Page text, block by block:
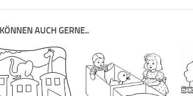
AUCH GERNE..